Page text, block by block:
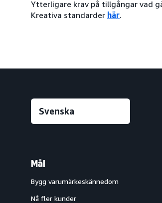
Ytterligare krav på tillgångar vad
Kreativa standarder här.
Mål
Bygg varumärkeskännedom
Nå fler kunder